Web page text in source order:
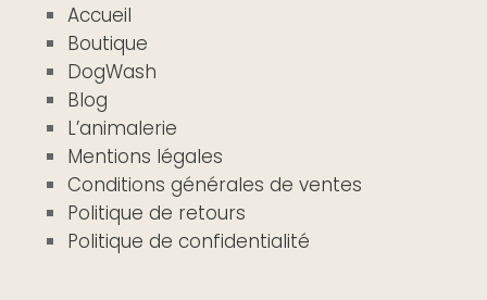
Accueil
Boutique
DogWash
Blog
L’animalerie
Mentions légales
Conditions générales de ventes
Politique de retours
Politique de confidentialité